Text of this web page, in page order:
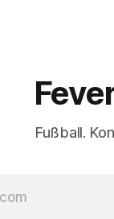
Fußball.